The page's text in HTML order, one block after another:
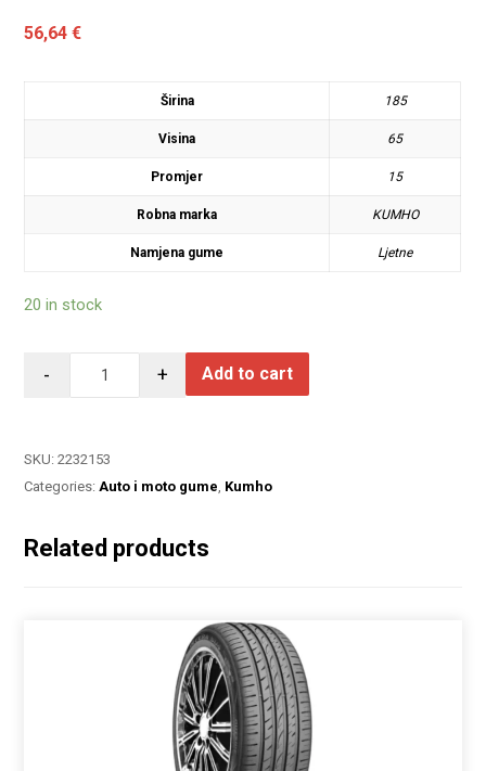
56,64€
Širina 185
Visina 65
Promjer 15
Robna marka KUMHO
Namjena gume Ljetne
20 in stock
- + Add to cart
SKU:2232153
Categories:Auto i moto gume, Kumho
Related products